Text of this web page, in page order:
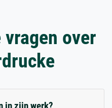
over